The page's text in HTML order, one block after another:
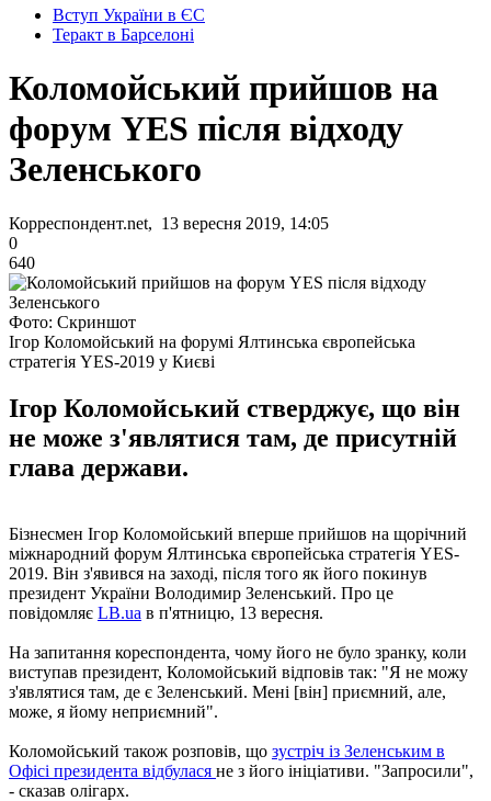
Вступ України в ЄС
Теракт в Барселоні
Коломойський прийшов на
форум YES після відходу
Зеленського
Корреспондент.net, 13 вересня 2019, 14:05
0
640
Фото: Скриншот
Ігор Коломойський на форумі Ялтинська європейська
стратегія YES-2019 у Києві
Ігор Коломойський стверджує, що він
не може з'являтися там, де присутній
глава держави.
Бізнесмен Ігор Коломойський вперше прийшов на щорічний
міжнародний форум Ялтинська європейська стратегія YES-
2019. Він з'явився на заході, після того як його покинув
президент України Володимир Зеленський. Про це
повідомляє LB.ua в п'ятницю, 13 вересня.
На запитання кореспондента, чому його не було зранку, коли
виступав президент, Коломойський відповів так: "Я не можу
з'являтися там, де є Зеленський. Мені [він] приємний, але,
може, я йому неприємний".
Коломойський також розповів, що зустріч із Зеленським в
Офісі президента відбулася не з його ініціативи. "Запросили",
- сказав олігарх.